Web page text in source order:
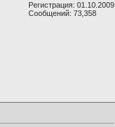
Регистрация: 01.10.2009
Сообщений: 73,358